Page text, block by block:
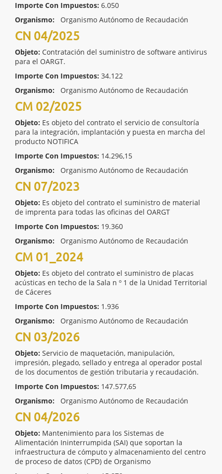
Importe Con Impuestos: 6.050
Organismo:
Organismo Autónomo de Recaudación
CN 04/2025
Objeto: Contratación del suministro de software antivirus
para el OARGT.
Importe Con Impuestos: 34.122
Organismo:
Organismo Autónomo de Recaudación
CM 02/2025
Objeto: Es objeto del contrato el servicio de consultoría
para la integración, implantación y puesta en marcha del
producto NOTIFICA
Importe Con Impuestos: 14.296,15
Organismo:
Organismo Autónomo de Recaudación
CN 07/2023
Objeto: Es objeto del contrato el suministro de material
de imprenta para todas las oficinas del OARGT
Importe Con Impuestos: 19.360
Organismo:
Organismo Autónomo de Recaudación
CM 01_2024
Objeto: Es objeto del contrato el suministro de placas
acústicas en techo de la Sala n º 1 de la Unidad Territorial
de Cáceres
Importe Con Impuestos: 1.936
Organismo:
Organismo Autónomo de Recaudación
CN 03/2026
Objeto: Servicio de maquetación, manipulación,
impresión, plegado, sellado y entrega al operador postal
de los documentos de gestión tributaria y recaudación.
Importe Con Impuestos: 147.577,65
Organismo:
Organismo Autónomo de Recaudación
CN 04/2026
Objeto: Mantenimiento para los Sistemas de
Alimentación Ininterrumpida (SAI) que soportan la
infraestructura de cómputo y almacenamiento del centro
de proceso de datos (CPD) de Organismo